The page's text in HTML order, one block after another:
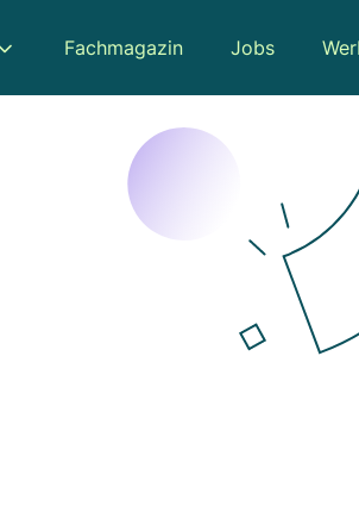
Fachmagazin Jobs